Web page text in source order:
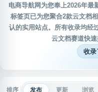
电商导航网为您奉上2026年最
标签页已为您聚合2款云文档
认的实用站点。所有收录均经
云文档赛道快
收录
排序 发布 更新 浏览